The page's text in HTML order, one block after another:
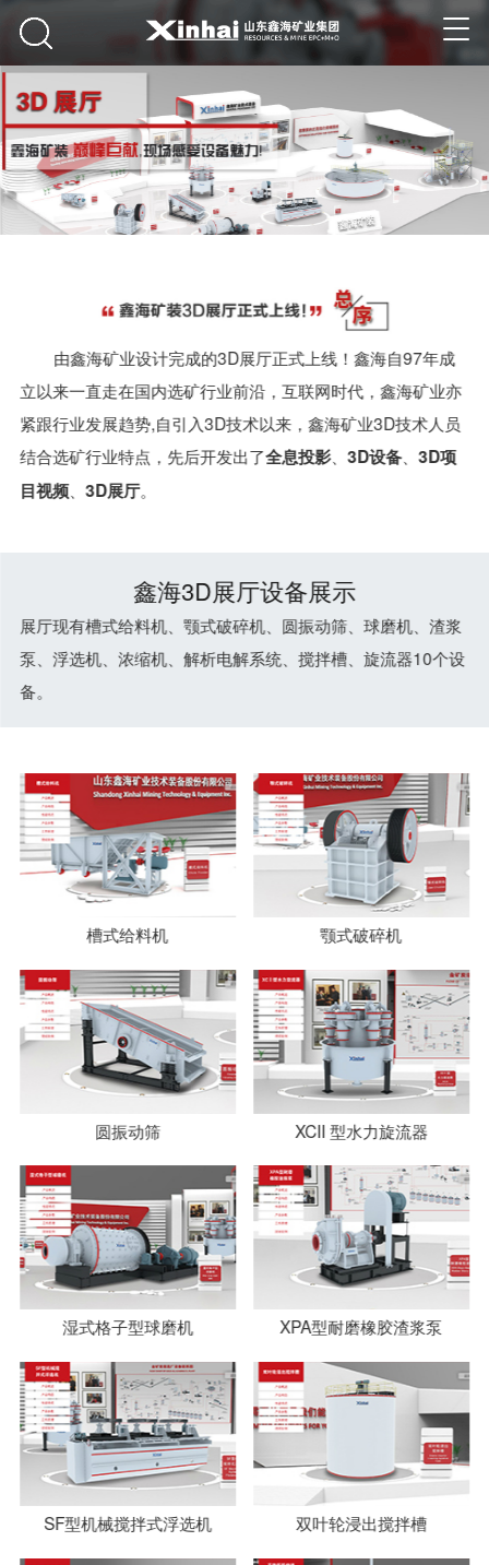
由鑫海矿业设计完成的3D展厅正式上线！鑫海自97年成
立以来一直走在国内选矿行业前沿，互联网时代，鑫海矿业亦
紧跟行业发展趋势,自引入3D技术以来，鑫海矿业3D技术人员
结合选矿行业特点，先后开发出了全息投影、 3D设备、 3D项
目视频、 3D展厅。
鑫海3D展厅设备展示
展厅现有槽式给料机、颚式破碎机、圆振动筛、球磨机、渣浆
泵、浮选机、浓缩机、解析电解系统、搅拌槽、旋流器10个设
备。
槽式给料机 颚式破碎机
圆振动筛 XCII 型水力旋流器
湿式格子型球磨机 XPA型耐磨橡胶渣浆泵
SF型机械搅拌式浮选机 双叶轮浸出搅拌槽